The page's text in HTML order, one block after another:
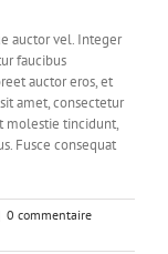
auctor vel. Integer
faucibus
auctor eros, et
amet, consectetur
molestie tincidunt,
Fusce consequat
0 commentaire